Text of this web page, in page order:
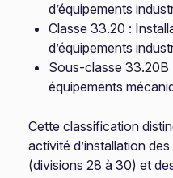
d’équipements
Classe 33.20 :
d’équipements
Sous-classe 33.20B
équipements
Cette classification
activité d’installation
(divisions 28 à 30) et